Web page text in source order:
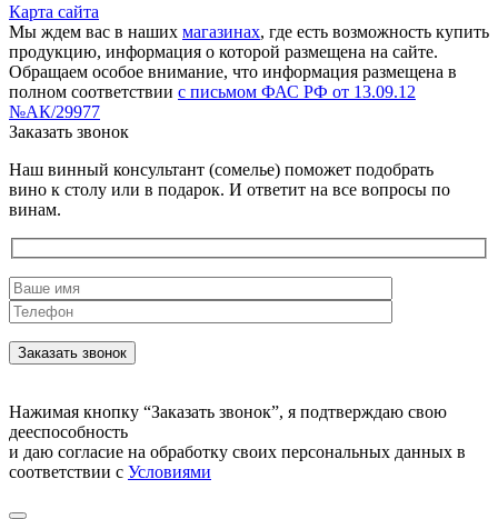
Карта сайта
Мы ждем вас в наших магазинах, где есть возможность купить
продукцию, информация о которой размещена на сайте.
Обращаем особое внимание, что информация размещена в
полном соответствии с письмом ФАС РФ от 13.09.12
№АК/29977
Заказать звонок
Наш винный консультант (сомелье) поможет подобрать
вино к столу или в подарок. И ответит на все вопросы по
винам.
Нажимая кнопку “Заказать звонок”, я подтверждаю свою
дееспособность
и даю согласие на обработку своих персональных данных в
соответствии с Условиями